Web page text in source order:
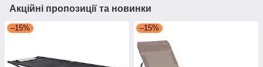
Акційні пропозиції та новинки
–15% –15%